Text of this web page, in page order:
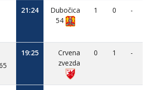
21:24
Dubočica
54
1 0 -
19:25
Crvena
zvezda
0 1 -